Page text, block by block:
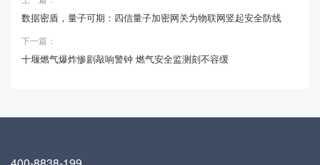
数据密盾，量子可期：四信量子加密网关为物联网竖起安全防线
下一篇：
十堰燃气爆炸惨剧敲响警钟 燃气安全监测刻不容缓